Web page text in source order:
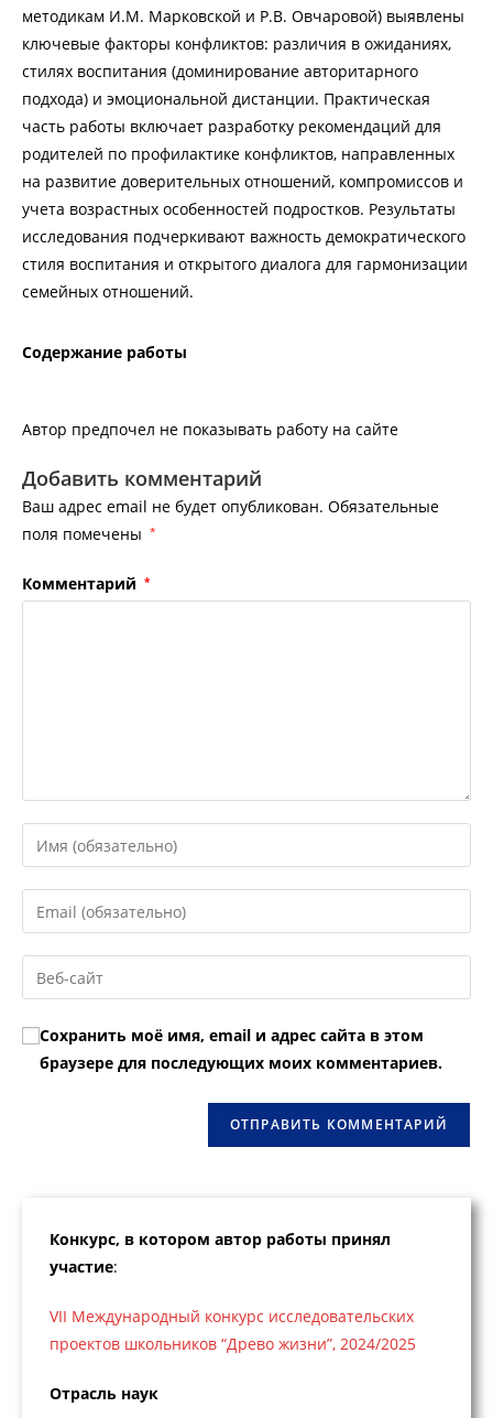
методикам И.М. Марковской и Р.В. Овчаровой) выявлены
ключевые факторы конфликтов: различия в ожиданиях,
стилях воспитания (доминирование авторитарного
подхода) и эмоциональной дистанции. Практическая
часть работы включает разработку рекомендаций для
родителей по профилактике конфликтов, направленных
на развитие доверительных отношений, компромиссов и
учета возрастных особенностей подростков. Результаты
исследования подчеркивают важность демократического
стиля воспитания и открытого диалога для гармонизации
семейных отношений.
Содержание работы
Автор предпочел не показывать работу на сайте
Добавить комментарий
Ваш адрес email не будет опубликован. Обязательные
поля помечены *
Комментарий *
Введите
свое
имя
или
пользователя,
чтобы
прокомментировать
Введите
свой
email-
адрес,
прокомментировать
Введите
URL
вашего
веб-
сайта
Сохранить моё имя, email и адрес сайта в этом
браузере для последующих моих комментариев.
Конкурс, в котором автор работы принял
участие:
VII Международный конкурс исследовательских
проектов школьников “Древо жизни”, 2024/2025
Отрасль наук